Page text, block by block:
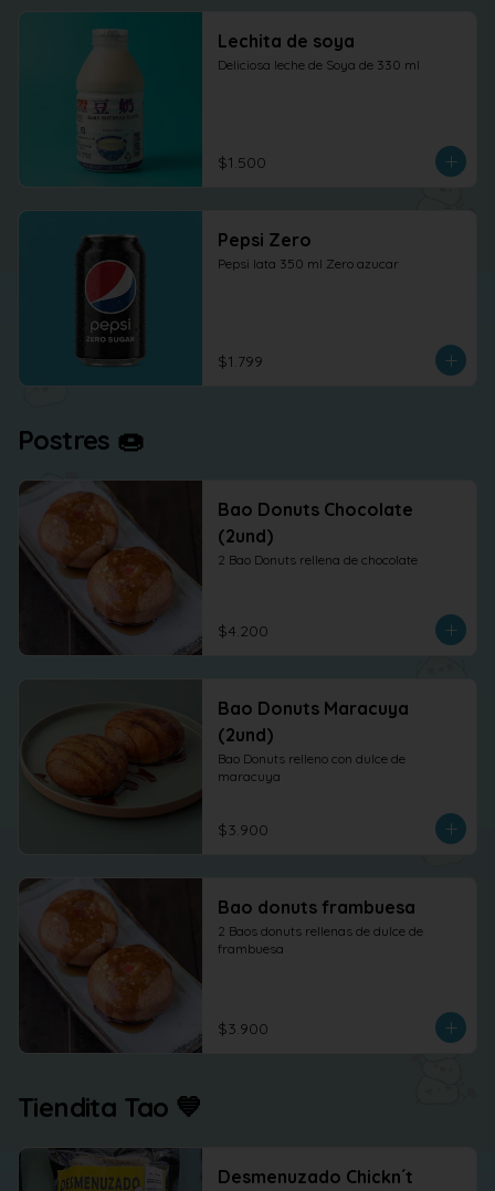
Lechita de soya
Deliciosa leche de Soya de 330 ml
$1.500
Pepsi Zero
Pepsi lata 350 ml Zero azucar
$1.799
Postres 🍩
Bao Donuts Chocolate
(2und)
2 Bao Donuts rellena de chocolate
$4.200
Bao Donuts Maracuya
(2und)
Bao Donuts relleno con dulce de
maracuya
$3.900
Bao donuts frambuesa
2 Baos donuts rellenas de dulce de
frambuesa
$3.900
Tiendita Tao 💙
Desmenuzado Chickn´t